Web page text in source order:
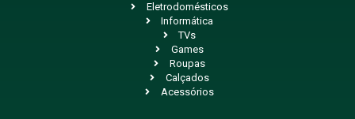
Eletrodomésticos
Informática
TVs
Games
Roupas
Calçados
Acessórios